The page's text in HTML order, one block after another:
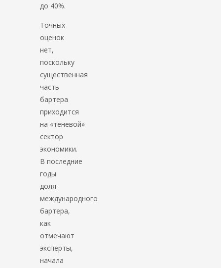
до 40%.
Точных
оценок
нет,
поскольку
существенная
часть
бартера
приходится
на «теневой»
сектор
экономики.
В последние
годы
доля
международного
бартера,
как
отмечают
эксперты,
начала